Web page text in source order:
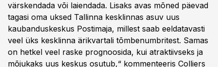
värskendada või laiendada. Lisaks avas mõned päevad
tagasi oma uksed Tallinna kesklinnas asuv uus
kaubanduskeskus Postimaja, millest saab eeldatavasti
veel üks kesklinna ärikvartali tõmbenumbritest. Samas
on hetkel veel raske prognoosida, kui atraktiivseks ja
mõjukaks uus keskus osutub,“ kommenteeris Colliers